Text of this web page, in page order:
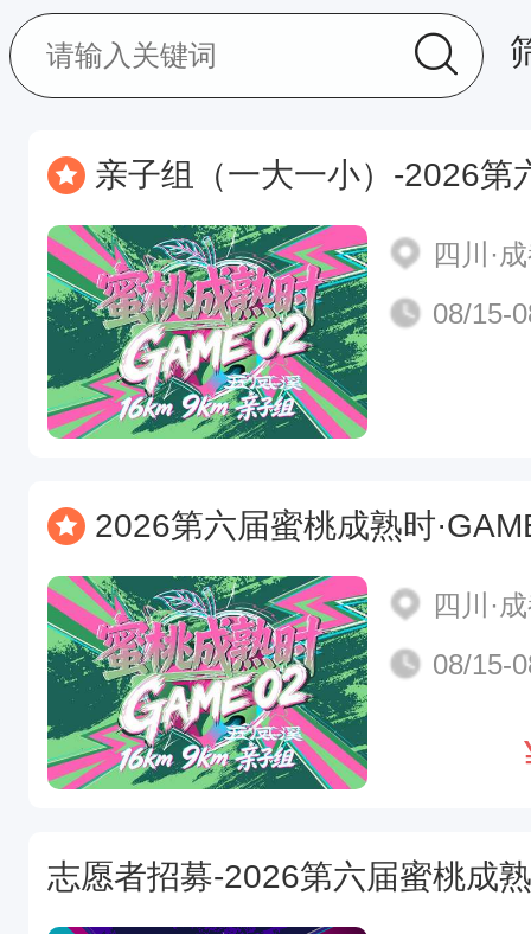
亲子组（一大一小）-2026第六
四川·
08/15-
2026第六届蜜桃成熟时
四川·
08/15-
志愿者招募-2026第六届蜜桃成